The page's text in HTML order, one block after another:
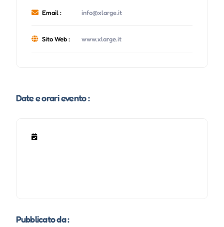
Email : info@xlarge.it
Sito Web : www.xlarge.it
Date e orari evento :
Pubblicato da :